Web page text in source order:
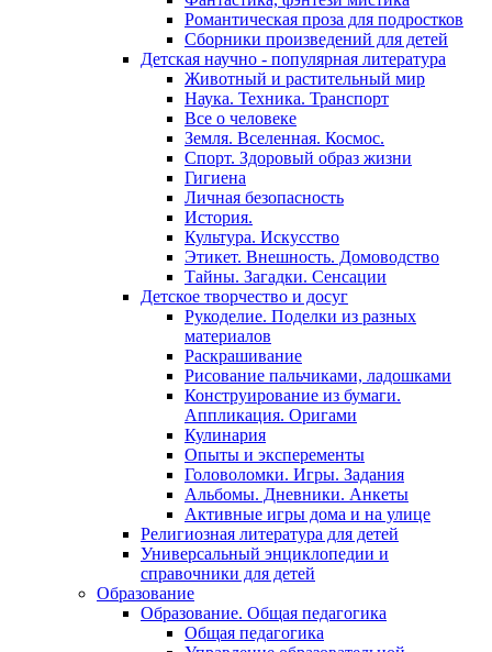
Романтическая проза для подростков
Сборники произведений для детей
Детская научно - популярная литература
Животный и растительный мир
Наука. Техника. Транспорт
Все о человеке
Земля. Вселенная. Космос.
Спорт. Здоровый образ жизни
Гигиена
Личная безопасность
История.
Культура. Искусство
Этикет. Внешность. Домоводство
Тайны. Загадки. Сенсации
Детское творчество и досуг
Рукоделие. Поделки из разных
материалов
Раскрашивание
Рисование пальчиками, ладошками
Конструирование из бумаги.
Аппликация. Оригами
Кулинария
Опыты и эксперементы
Головоломки. Игры. Задания
Альбомы. Дневники. Анкеты
Активные игры дома и на улице
Религиозная литература для детей
Универсальный энциклопедии и
справочники для детей
Образование
Образование. Общая педагогика
Общая педагогика